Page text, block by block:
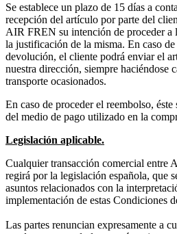
Se establece un plazo de 15 días a
recepción del artículo por parte del
AIR FREN su intención de proceder a
la justificación de la misma. En caso
devolución, el cliente podrá enviar el
nuestra dirección, siempre haciéndose
transporte ocasionados.
En caso de proceder el reembolso, éste
del medio de pago utilizado en la
Legislación aplicable.
Cualquier transacción comercial entre
regirá por la legislación española, que
asuntos relacionados con la
implementación de estas Condiciones
Las partes renuncian expresamente a